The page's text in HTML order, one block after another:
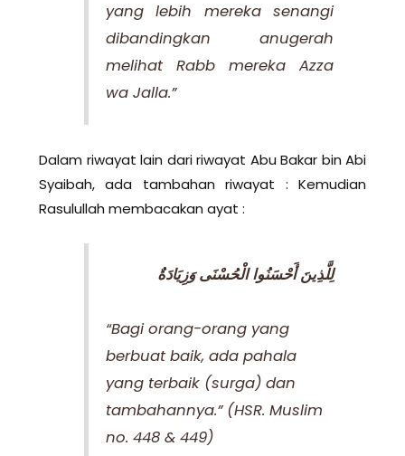
yang lebih mereka senangi
dibandingkan anugerah
melihat Rabb mereka Azza
wa Jalla.”
Dalam riwayat lain dari riwayat Abu Bakar bin Abi
Syaibah, ada tambahan riwayat : Kemudian
Rasulullah membacakan ayat :
لِلَّذِينَ أَحْسَنُوا الْحُسْنَى وَزِيَادَةٌ
“Bagi orang-orang yang
berbuat baik, ada pahala
yang terbaik (surga) dan
tambahannya.” (HSR. Muslim
no. 448 & 449)